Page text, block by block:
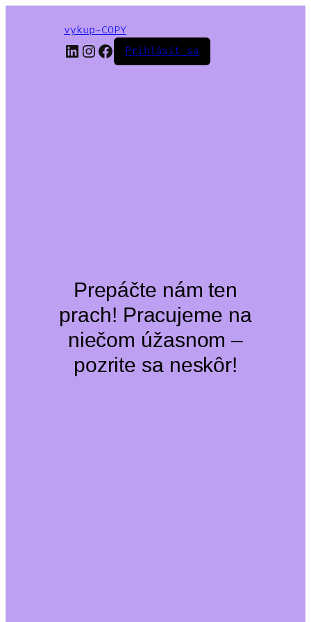
vykup-COPY
LinkedIn
Instagram
Facebook
Prihlásiť sa
Prepáčte nám ten
prach! Pracujeme na
niečom úžasnom –
pozrite sa neskôr!